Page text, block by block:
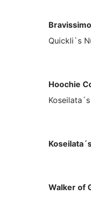
Quickli`s
Hoochie
Walker of